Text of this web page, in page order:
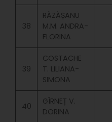
38
RĂZĂȘANU
M.M. ANDRA-
FLORINA
39
COSTACHE
T. LILIANA-
SIMONA
40
GÎRNEȚ V.
DORINA